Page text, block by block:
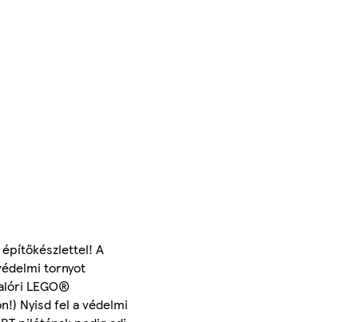
építőkészlettel! A
tornyot
LEGO®
Nyisd fel a védelmi